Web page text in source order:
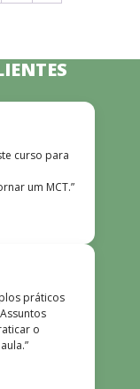
curso para
um MCT.”
práticos
o